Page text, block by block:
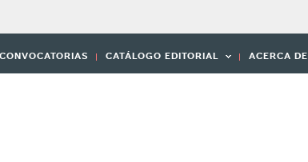
CONVOCATORIAS CATÁLOGO EDITORIAL ACERCA DE